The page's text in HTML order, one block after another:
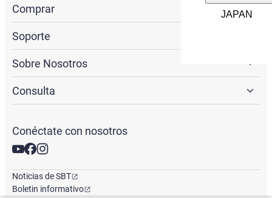
Comprar
Soporte
Sobre Nosotros
Consulta
Conéctate con nosotros
Noticias de SBT
Boletin informativo